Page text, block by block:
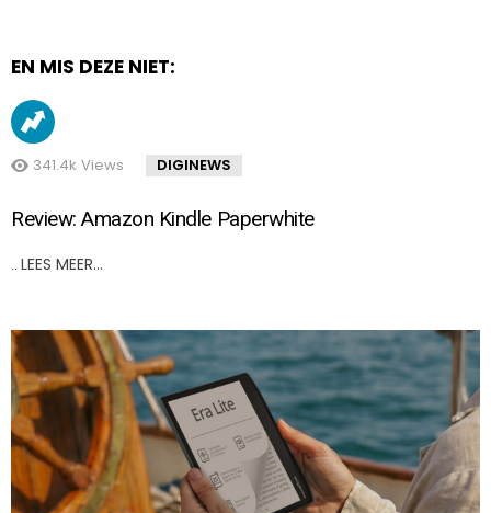
EN MIS DEZE NIET:
341.4k Views DIGINEWS
Review: Amazon Kindle Paperwhite
.. LEES MEER…